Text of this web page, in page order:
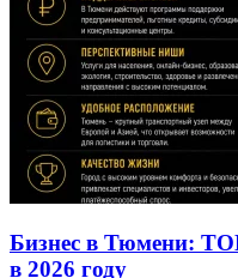
Бизнес в Тюмени:
в 2026 году